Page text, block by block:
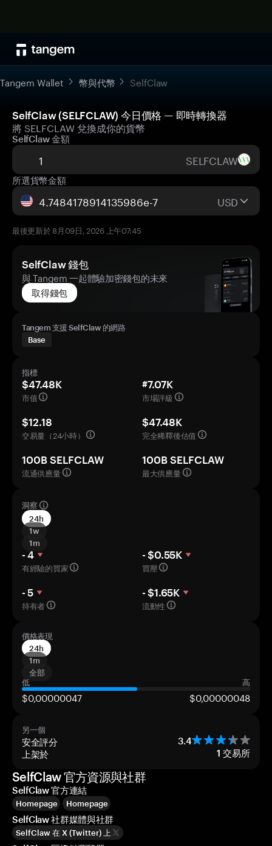
Tangem Wallet 幣與代幣 SelfClaw
SelfClaw (SELFCLAW) 今日價格 — 即時轉換器
將 SELFCLAW 兌換成你的貨幣
SelfClaw 金額
SELFCLAW
所選貨幣金額
USD
最後更新於 8月09日, 2026 上午07:45
SelfClaw 錢包
與 Tangem 一起體驗加密錢包的未來
取得錢包
Tangem 支援 SelfClaw 的網路
Base
指標
$47.48K
市值
#7.07K
市場評級
$12.18
交易量（24小時）
$47.48K
完全稀釋後估值
100B SELFCLAW
流通供應量
100B SELFCLAW
最大供應量
洞察
24h
1w
1m
- 4
有經驗的買家
- $0.55K
買壓
- 5
持有者
- $1.65K
流動性
價格表現
24h
1m
全部
低
高
$0,00000047 $0,00000048
另一個
安全評分 3.4
上架於 1 交易所
SelfClaw 官方資源與社群
SelfClaw 官方連結
Homepage Homepage
SelfClaw 社群媒體與社群
SelfClaw 在 X (Twitter) 上